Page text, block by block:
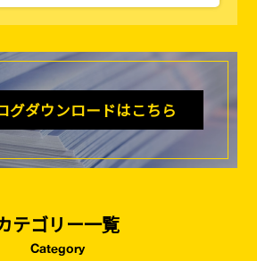
ン シート・ネット
生・フィルム ワイヤー・番線
・保安用品 建築金物・建築資材
材 土木資材 テープ
着剤・スプレー等
ンを
）
塗装工事
ト
を設ける
グダウンロードはこちら
テゴリー一覧
Category